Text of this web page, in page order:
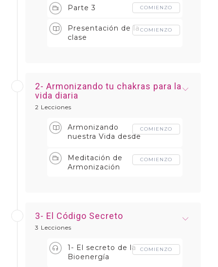
Parte 3 COMIENZO
Presentación de la
clase
COMIENZO
2- Armonizando tu chakras para la
vida diaria
2 Lecciones
Armonizando
nuestra Vida desde
A
COMIENZO
Meditación de
Armonización
COMIENZO
3- El Código Secreto
3 Lecciones
1- El secreto de la
Bioenergía
COMIENZO